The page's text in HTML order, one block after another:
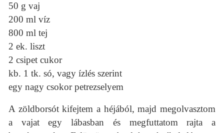
50 g vaj
200 ml víz
800 ml tej
2 ek. liszt
2 csipet cukor
kb. 1 tk. só, vagy ízlés szerint
egy nagy csokor petrezselyem
A zöldborsót kifejtem a héjából, majd megolvasztom
a vajat egy lábasban és megfuttatom rajta a